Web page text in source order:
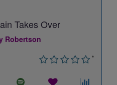
Takes Over
Robertson
*